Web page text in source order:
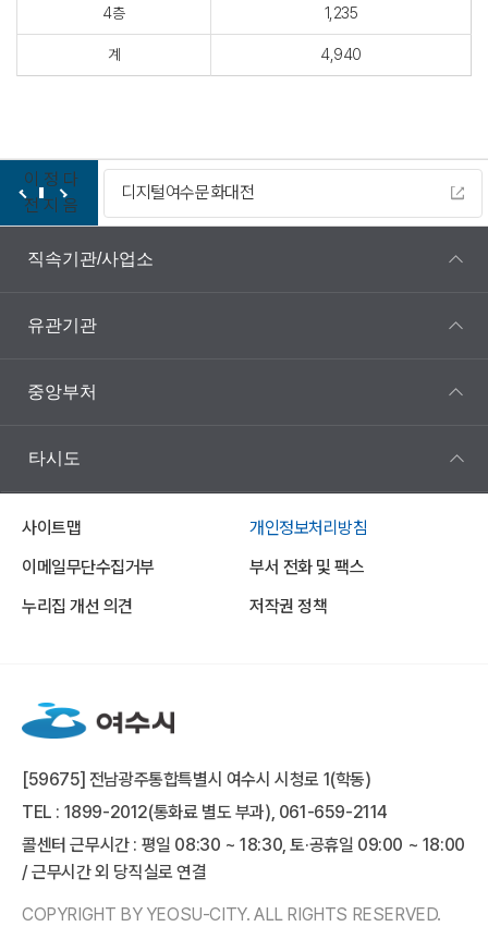
4층 1,235
계 4,940
이
전
정
지
다
음
디지털여수문화대전
직속기관/사업소
유관기관
중앙부처
타시도
사이트맵
개인정보처리방침
이메일무단수집거부
부서 전화 및 팩스
누리집 개선 의견
저작권 정책
[59675] 전남광주통합특별시 여수시 시청로 1(학동)
TEL : 1899-2012(통화료 별도 부과), 061-659-2114
콜센터 근무시간 : 평일 08:30 ~ 18:30, 토·공휴일 09:00 ~ 18:00
/ 근무시간 외 당직실로 연결
COPYRIGHT BY YEOSU-CITY. ALL RIGHTS RESERVED.